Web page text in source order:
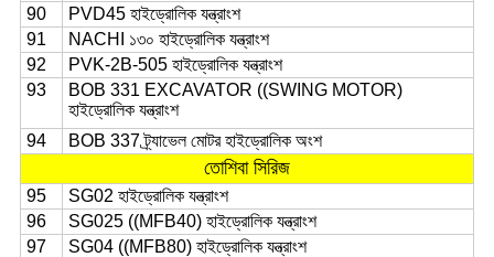
90
PVD45 হাইড্রোলিক যন্ত্রাংশ
91
NACHI ১৩০ হাইড্রোলিক যন্ত্রাংশ
92
PVK-2B-505 হাইড্রোলিক যন্ত্রাংশ
93
BOB 331 EXCAVATOR ((SWING MOTOR)
হাইড্রোলিক যন্ত্রাংশ
94
BOB 337 ট্র্যাভেল মোটর হাইড্রোলিক অংশ
তোশিবা সিরিজ
95
SG02 হাইড্রোলিক যন্ত্রাংশ
96
SG025 ((MFB40) হাইড্রোলিক যন্ত্রাংশ
97
SG04 ((MFB80) হাইড্রোলিক যন্ত্রাংশ